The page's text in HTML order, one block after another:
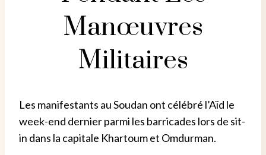
Manœuvres
Militaires
Les manifestants au Soudan ont célébré l’Aïd le
week-end dernier parmi les barricades lors de sit-
in dans la capitale Khartoum et Omdurman.